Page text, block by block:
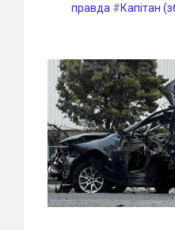
правда #Капітан